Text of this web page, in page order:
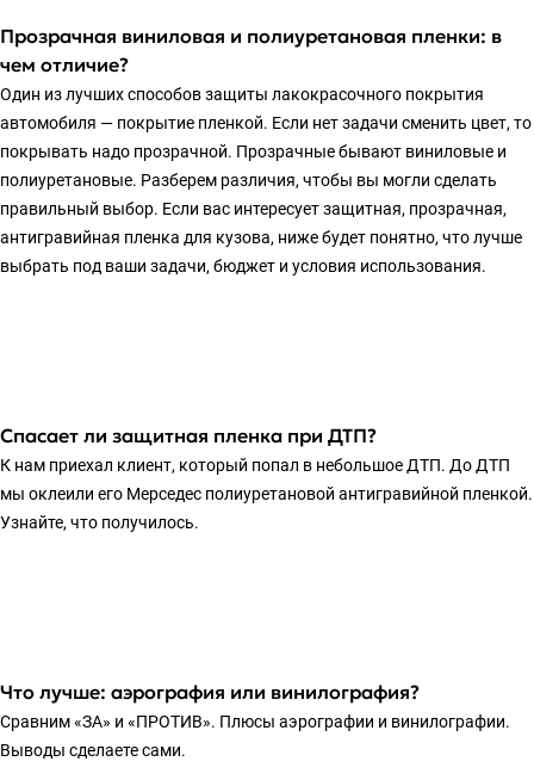
Прозрачная виниловая и полиуретановая пленки: в
чем отличие?
Один из лучших способов защиты лакокрасочного покрытия
автомобиля — покрытие пленкой. Если нет задачи сменить цвет, то
покрывать надо прозрачной. Прозрачные бывают виниловые и
полиуретановые. Разберем различия, чтобы вы могли сделать
правильный выбор. Если вас интересует защитная, прозрачная,
антигравийная пленка для кузова, ниже будет понятно, что лучше
выбрать под ваши задачи, бюджет и условия использования.
Спасает ли защитная пленка при ДТП?
К нам приехал клиент, который попал в небольшое ДТП. До ДТП
мы оклеили его Мерседес полиуретановой антигравийной пленкой.
Узнайте, что получилось.
Что лучше: аэрография или винилография?
Сравним «ЗА» и «ПРОТИВ». Плюсы аэрографии и винилографии.
Выводы сделаете сами.